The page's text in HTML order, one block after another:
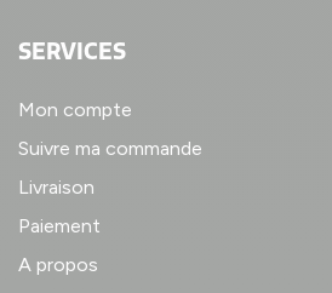
SERVICES
Mon compte
Suivre ma commande
Livraison
Paiement
A propos